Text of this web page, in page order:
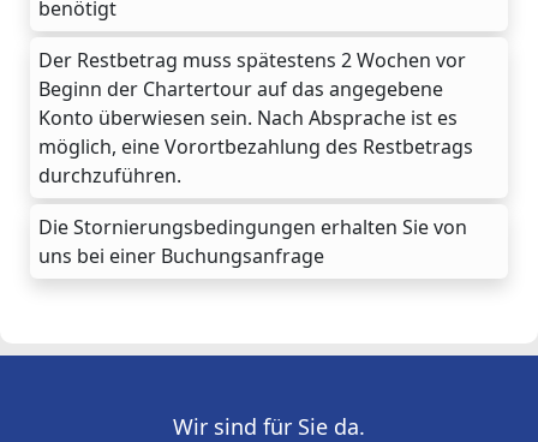
benötigt
Der Restbetrag muss spätestens 2 Wochen vor
Beginn der Chartertour auf das angegebene
Konto überwiesen sein. Nach Absprache ist es
möglich, eine Vorortbezahlung des Restbetrags
durchzuführen.
Die Stornierungsbedingungen erhalten Sie von
uns bei einer Buchungsanfrage
Wir sind für Sie da.